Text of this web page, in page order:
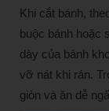
Khi cắt bánh,
buộc bánh hoặc
dày của bánh
vỡ nát khi rán.
giòn và ăn dễ